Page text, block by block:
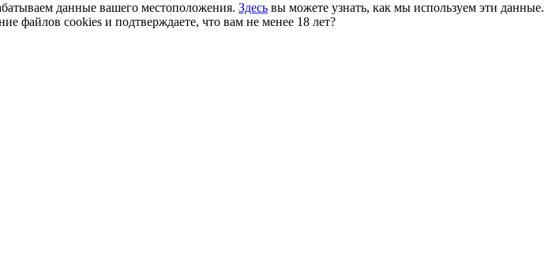
данные вашего местоположения. Здесь вы можете узнать, как мы используем эти данные.
файлов cookies и подтверждаете, что вам не менее 18 лет?